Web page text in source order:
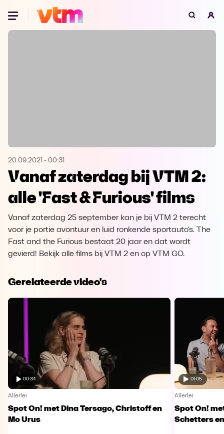
Oeps, browser niet ondersteund
Microsoft Edge Download
Opera Download
20.09.2021 - 00:31
Vanaf zaterdag bij VTM 2:
alle 'Fast & Furious' films
Vanaf zaterdag 25 september kan je bij VTM 2 terecht
voor je portie avontuur en luid ronkende sportauto's. The
Fast and the Furious bestaat 20 jaar en dat wordt
gevierd! Bekijk alle films bij VTM 2 en op VTM GO.
Gerelateerde video's
00:34
Allerlei
Spot On! met Dina Tersago, Christoff en
Mo Urus
01:05
Allerlei
Spot On!
Schetters